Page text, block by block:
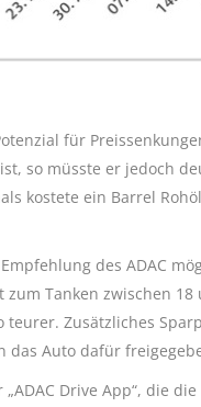
für
so müsste er jedoch
kostete ein Barrel
des ADAC
Tanken zwischen
Zusätzliches
das Auto dafür
Drive App“, die